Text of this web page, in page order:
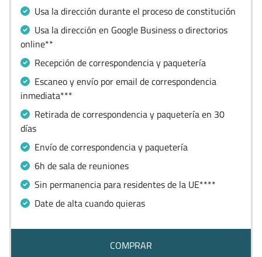
Usa la dirección durante el proceso de constitución
Usa la dirección en Google Business o directorios
online**
Recepción de correspondencia y paquetería
Escaneo y envío por email de correspondencia
inmediata***
Retirada de correspondencia y paquetería en 30
días
Envío de correspondencia y paquetería
6h de sala de reuniones
Sin permanencia para residentes de la UE****
Date de alta cuando quieras
COMPRAR